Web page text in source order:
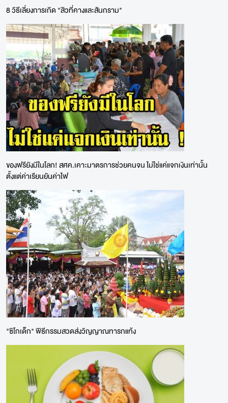
8 วิธีเลี่ยงการเกิด "สิวที่คางและสันกราม"
ของฟรียังมีในโลก! สศค.เคาะมาตรการช่วยคนจน ไม่ใช่แค่แจกเงินเท่านั้น
ตั้งแต่ค่าเรียนยันค่าไฟ
"ซิโกเด็ก" พิธีกรรมสวดส่งวิญญาณทารกแท้ง